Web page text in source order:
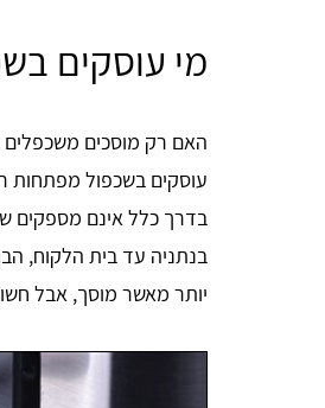
מי עוסקים
האם רק מוסכים משכפלים
עוסקים בשכפול מפתחות
בדרך כלל אינם מספקים
בנתניה עד בית הלקוח,
יותר מאשר מוסך, אבל